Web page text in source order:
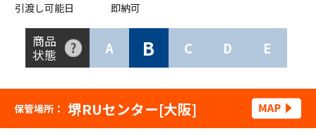
引渡し可能日
即納可
商品
状態
A B C D E
保管場所： 堺RUセンター[大阪]